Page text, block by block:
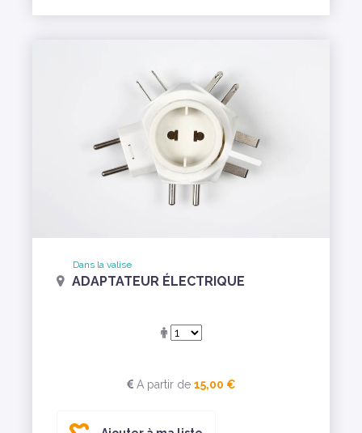
Dans la valise
ADAPTATEUR ÉLECTRIQUE
A partir de 15,00 €